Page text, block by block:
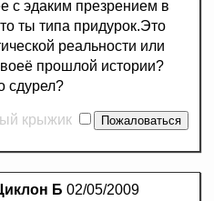
с эдаким презрением в
ты типа придурок.Это
реальности или
прошлой истории?
сдурел?
крыжик
Б 02/05/2009